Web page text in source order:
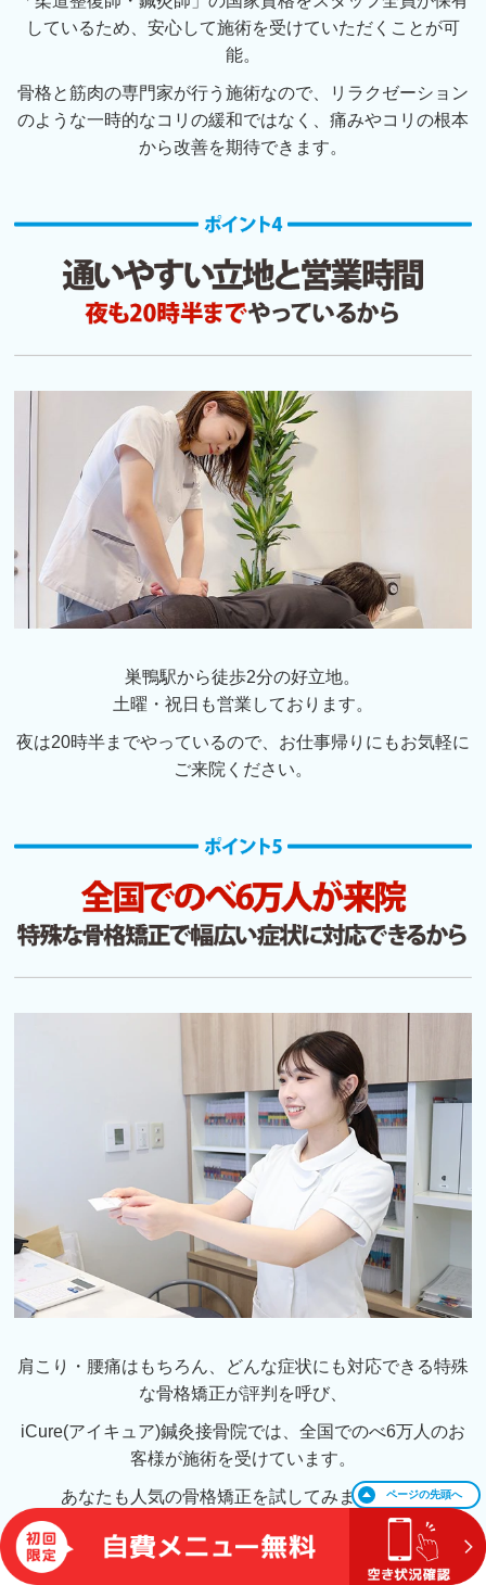
しているため、安心して施術を受けていただくことが可
能。
骨格と筋肉の専門家が行う施術なので、リラクゼーション
のような一時的なコリの緩和ではなく、痛みやコリの根本
から改善を期待できます。
巣鴨駅から徒歩2分の好立地。
土曜・祝日も営業しております。
夜は20時半までやっているので、お仕事帰りにもお気軽に
ご来院ください。
肩こり・腰痛はもちろん、どんな症状にも対応できる特殊
な骨格矯正が評判を呼び、
iCure(アイキュア)鍼灸接骨院では、全国でのべ6万人のお
客様が施術を受けています。
あなたも人気の骨格矯正を試してみませんか？
ページの先頭へ